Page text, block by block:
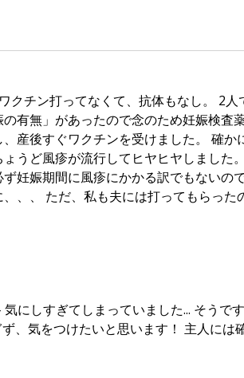
クチン打ってなくて、抗体もなし。 2
有無」があったので念のため妊娠検査
産後すぐワクチンを受けました。 確か
うど風疹が流行してヒヤヒヤしました
妊娠期間に風疹にかかる訳でもないの
、、 ただ、私も夫には打ってもらった
にしすぎてしまっていました... そうで
、気をつけたいと思います！ 主人には